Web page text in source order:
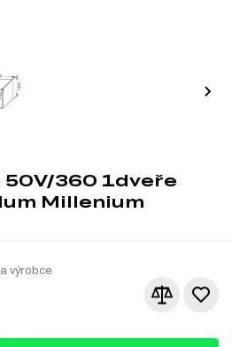
360 1dveře
Millenium
výrobce